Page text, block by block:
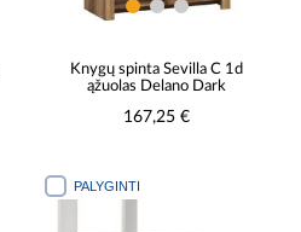
Knygų spinta Sevilla C 1d
ąžuolas Delano Dark
167,25 €
PALYGINTI